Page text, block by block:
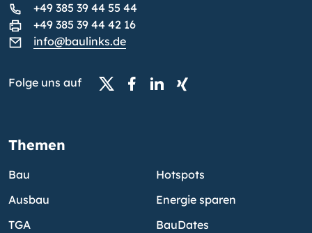
+49 385 39 44 55 44
+49 385 39 44 42 16
info@baulinks.de
Folge uns auf
Themen
Bau
Ausbau
TGA
Hotspots
Energie sparen
BauDates